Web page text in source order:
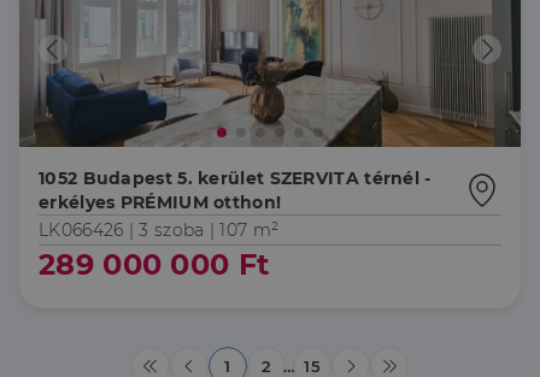
1052 Budapest 5. kerület SZERVITA térnél -
erkélyes PRÉMIUM otthon!
LK066426 |3 szoba | 107 m²
289 000 000 Ft
1 2 … 15
reklámról,
mielőtt
meglátogatta
az említett
weboldalt.